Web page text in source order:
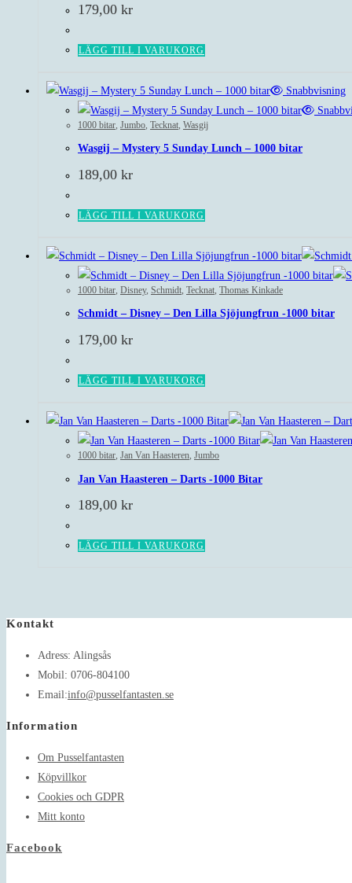
179,00 kr
LÄGG TILL I VARUKORG
Snabbvisning
1000 bitar Jumbo Tecknat Wasgij
Wasgij – Mystery 5 Sunday Lunch – 1000 bitar
189,00 kr
LÄGG TILL I VARUKORG
1000 bitar Disney, Schmidt Tecknat Thomas Kinkade
Schmidt – Disney – Den Lilla Sjöjungfrun -1000 bitar
179,00 kr
LÄGG TILL I VARUKORG
1000 bitar, Jan Van Haasteren, Jumbo
Jan Van Haasteren – Darts -1000 Bitar
189,00 kr
LÄGG TILL I VARUKORG
Kontakt
Adress: Alingsås
Mobil: 0706-804100
Email:info@pusselfantasten.seOpens
Information
Om Pusselfantasten
Köpvillkor
Cookies och GDPR
Mitt konto
Facebook